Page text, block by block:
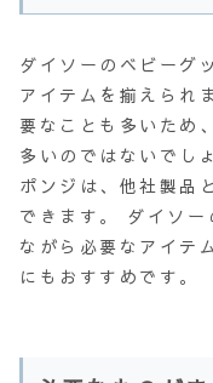
ダイソーのベビーグ
アイテムを揃えられ
要なことも多いため
多いのではないでし
ポンジは、他社製品
できます。 ダイソ
ながら必要なアイテ
にもおすすめです。